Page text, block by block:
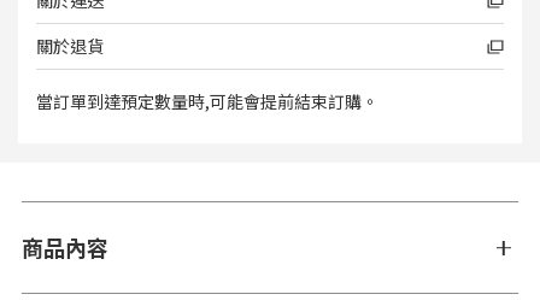
關於退貨
當訂單到達預定數量時,可能會提前結束訂購。
商品內容